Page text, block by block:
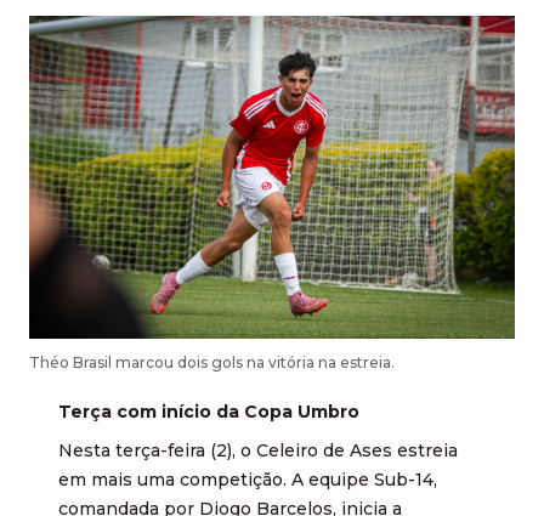
Théo Brasil marcou dois gols na vitória na estreia.
Terça com início da Copa Umbro
Nesta terça-feira (2), o Celeiro de Ases estreia
em mais uma competição. A equipe Sub-14,
comandada por Diogo Barcelos, inicia a